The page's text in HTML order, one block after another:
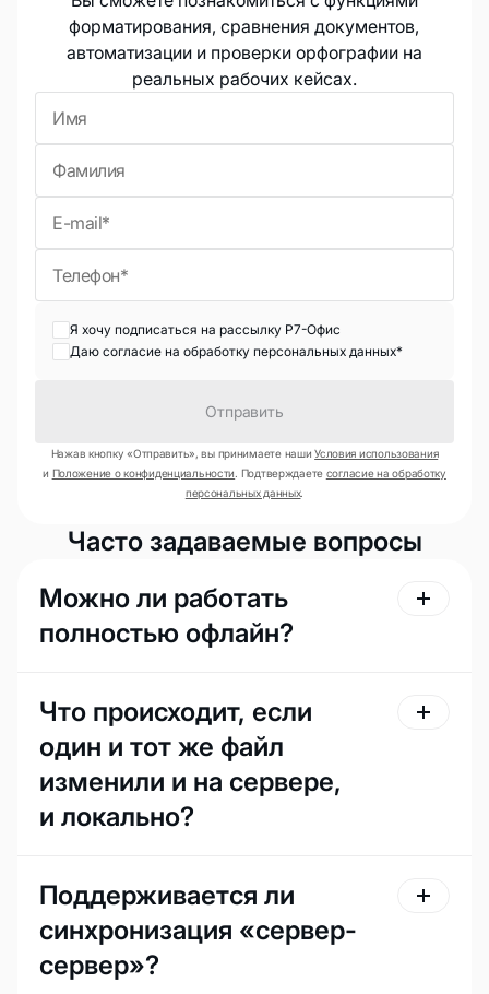
форматирования, сравнения документов,
автоматизации и проверки орфографии на
реальных рабочих кейсах.
Я хочу подписаться на рассылку Р7-Офис
Даю согласие на обработку персональных данных*
Отправить
Нажав кнопку «Отправить», вы принимаете нашиУсловия использования
и Положение о конфиденциальности . Подтверждаете согласие на обработку
персональных данных.
Часто задаваемые вопросы
Можно ли работать
полностью офлайн?
Что происходит, если
один и тот же файл
изменили и на сервере,
и локально?
Поддерживается ли
синхронизация «сервер-
сервер»?